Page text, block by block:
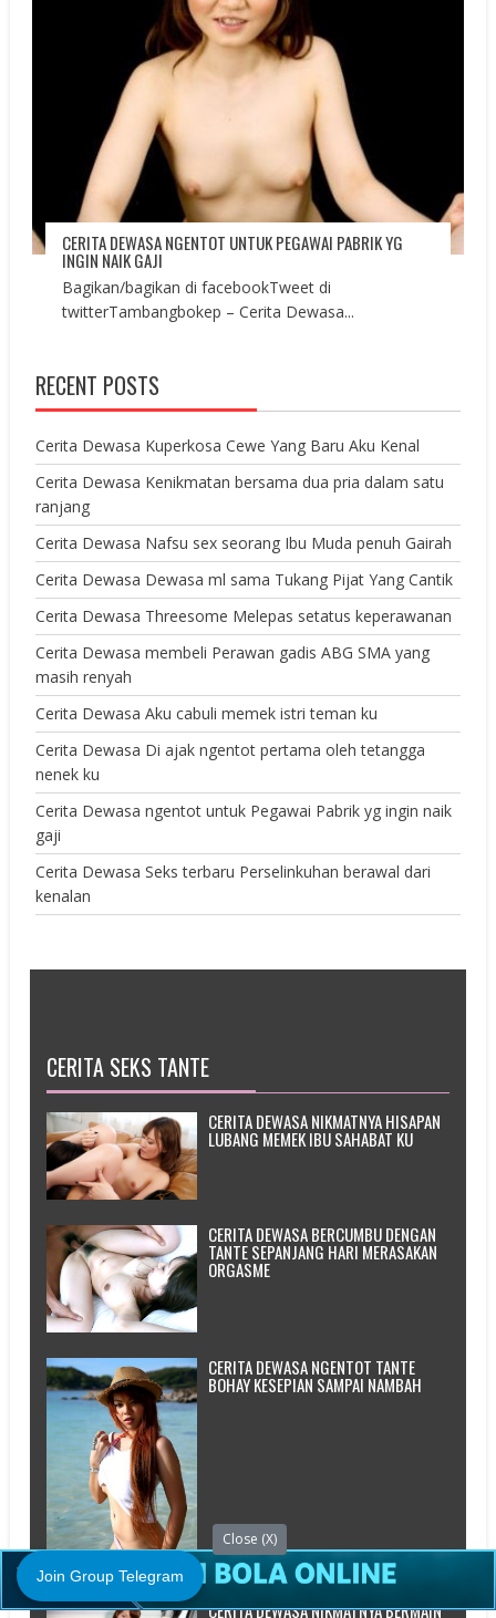
CERITA DEWASA NGENTOT UNTUK PEGAWAI PABRIK YG
INGIN NAIK GAJI
Bagikan/bagikan di facebookTweet di
twitterTambangbokep – Cerita Dewasa...
RECENT POSTS
Cerita Dewasa Kuperkosa Cewe Yang Baru Aku Kenal
Cerita Dewasa Kenikmatan bersama dua pria dalam satu
ranjang
Cerita Dewasa Nafsu sex seorang Ibu Muda penuh Gairah
Cerita Dewasa Dewasa ml sama Tukang Pijat Yang Cantik
Cerita Dewasa Threesome Melepas setatus keperawanan
Cerita Dewasa membeli Perawan gadis ABG SMA yang
masih renyah
Cerita Dewasa Aku cabuli memek istri teman ku
Cerita Dewasa Di ajak ngentot pertama oleh tetangga
nenek ku
Cerita Dewasa ngentot untuk Pegawai Pabrik yg ingin naik
gaji
Cerita Dewasa Seks terbaru Perselinkuhan berawal dari
kenalan
CERITA SEKS TANTE
CERITA DEWASA NIKMATNYA HISAPAN
LUBANG MEMEK IBU SAHABAT KU
CERITA DEWASA BERCUMBU DENGAN
TANTE SEPANJANG HARI MERASAKAN
ORGASME
CERITA DEWASA NGENTOT TANTE
BOHAY KESEPIAN SAMPAI NAMBAH
CERITA DEWASA NIKMATNYA BERMAIN
Close (X)
Join Group Telegram